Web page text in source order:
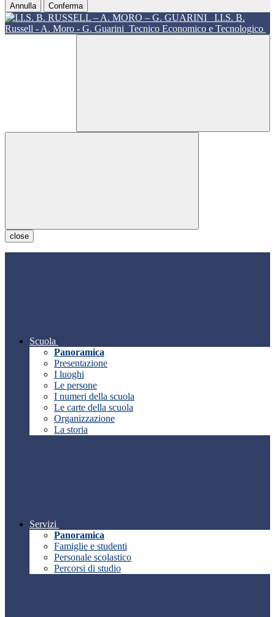
Annulla Conferma
I.I.S. B.
Russell - A. Moro - G. Guarini Tecnico Economico e Tecnologico
close
Scuola
Panoramica
Presentazione
I luoghi
Le persone
I numeri della scuola
Le carte della scuola
Organizzazione
La storia
Servizi
Panoramica
Famiglie e studenti
Personale scolastico
Percorsi di studio